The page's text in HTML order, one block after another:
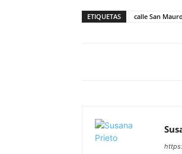
ETIQUETAS calle San Mauro